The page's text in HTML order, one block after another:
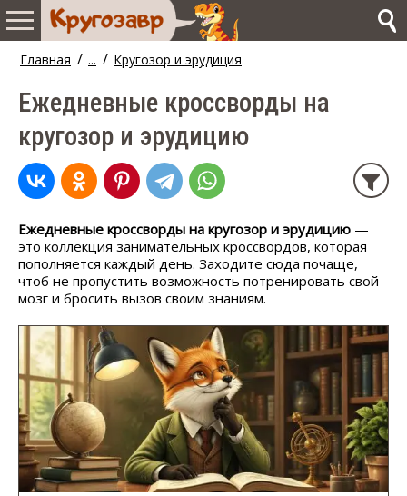
Главная / ... / Кругозор и эрудиция
Ежедневные кроссворды на
кругозор и эрудицию
Ежедневные кроссворды на кругозор и эрудицию —
это коллекция занимательных кроссвордов, которая
пополняется каждый день. Заходите сюда почаще,
чтоб не пропустить возможность потренировать свой
мозг и бросить вызов своим знаниям.